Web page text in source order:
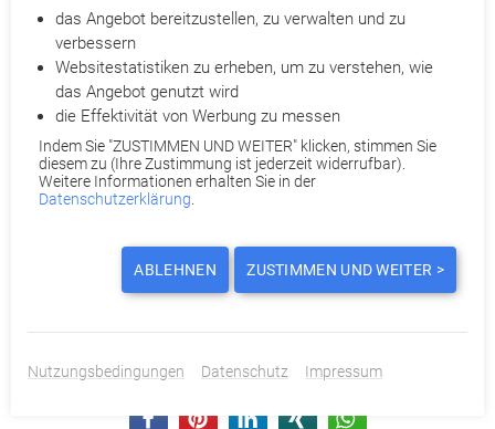
ordentliche möglich. Qualifizierte Partneranwälte prüfen
detailliert Ihre Kündigung und beraten Sie telefonisch.
Reichen Sie dazu Ihre Kündigung bei Gefeuert.de ein. Für Sie
entstehen dabei keine Anwalts- und Verfahrenskosten. Denn
diese werden entweder von uns oder Ihrer
Rechtsschutzversicherung übernommen. Eine Provision für
Nichtrechtsschutzversicherte fällt nur im Erfolgsfall an. Sind
Ihre Selbstbeteiligung.
wbs.legal
DIESEN BEITRAG TEILEN ODER BEWERTEN:
das Angebot bereitzustellen, zu verwalten und zu
verbessern
Websitestatistiken zu erheben, um zu verstehen, wie
das Angebot genutzt wird
die Effektivität von Werbung zu messen
Indem Sie "ZUSTIMMEN UND WEITER" klicken, stimmen Sie
diesem zu (Ihre Zustimmung ist jederzeit widerrufbar).
Weitere Informationen erhalten Sie in der
Datenschutzerklärung
ABLEHNEN ZUSTIMMEN UND WEITER >
Nutzungsbedingungen Datenschutz Impressum